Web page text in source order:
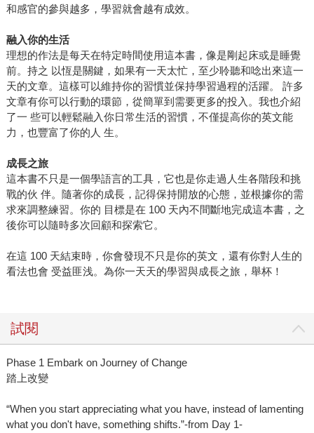
和感官的參與越多，學習就會越有成效。
融入你的生活
理想的作法是每天在特定時間使用這本書，像是剛起床或是睡覺
前。持之 以恆是關鍵，如果有一天太忙，至少聆聽和唸出來這一
天的文章。這樣可以維持你的習慣並保持學習過程的活躍。 許多
文章有你可以行動的環節，從簡單到需要更多的投入。我也介紹
了一 些可以輕鬆融入你日常生活的習慣，不僅提高你的英文能
力，也豐富了你的人 生。
成長之旅
這本書不只是一個學語言的工具，它也是你走過人生各階段和挑
戰的伙 伴。隨著你的成長，記得保持開放的心態，並根據你的需
求來調整練習。你的 目標是在 100 天內不間斷地完成這本書，之
後你可以隨時多次回顧和探索它。
在這 100 天結束時，你會發現不只是你的英文，還有你對人生的
看法也會 受益匪浅。為你一天天的學習與成長之旅，舉杯！
試閱
Phase 1 Embark on Journey of Change
踏上改變
“When you start appreciating what you have, instead of lamenting
what you don't have, something shifts.”-from Day 1-